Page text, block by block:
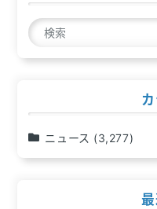
ー
シ
ョ
検
索
ニュース (3,277)